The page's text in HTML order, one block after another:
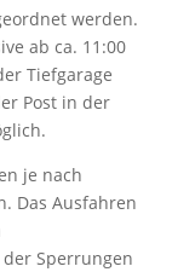
werden.
ab ca. 11:00
Tiefgarage
Post in der
je nach
Das Ausfahren
Sperrungen